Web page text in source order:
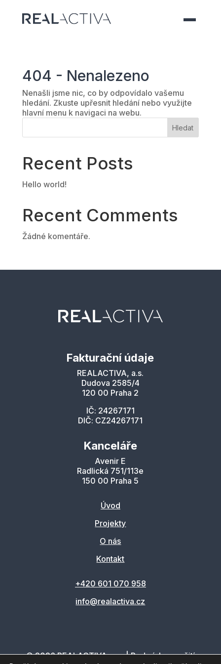
404 - Nenalezeno
Nenašli jsme nic, co by odpovídalo vašemu
hledání. Zkuste upřesnit hledání nebo využijte
hlavní menu k navigaci na webu.
Hledat
Recent Posts
Hello world!
Recent Comments
Žádné komentáře.
Fakturační údaje
REALACTIVA, a.s.
Dudova 2585/4
120 00 Praha 2
IČ: 24267171
DIČ: CZ24267171
Kanceláře
Avenir E
Radlická 751/113e
150 00 Praha 5
Úvod
Projekty
O nás
Kontakt
+420 601 070 958
info@realactiva.cz
© 2026 REALACTIVA, a.s. |Podmínky použití